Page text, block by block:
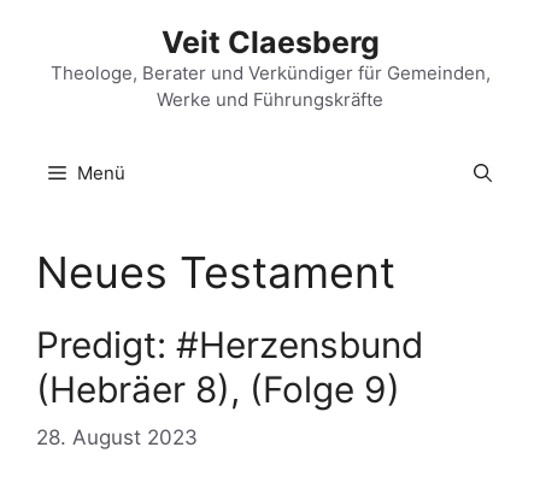
springen
Veit Claesberg
Theologe, Berater und Verkündiger für Gemeinden,
Werke und Führungskräfte
Menü
Neues Testament
Predigt: #Herzensbund
(Hebräer 8), (Folge 9)
28. August 2023